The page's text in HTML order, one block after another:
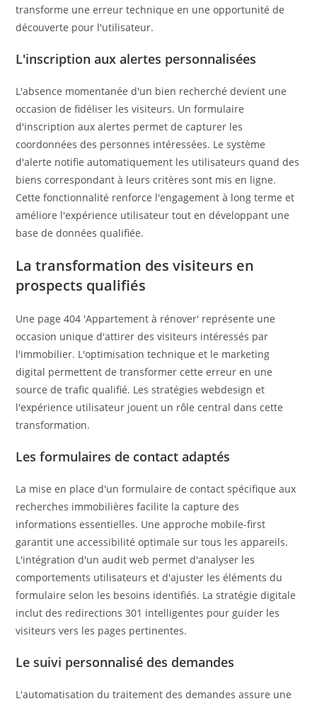
transforme une erreur technique en une opportunité de
découverte pour l'utilisateur.
L'inscription aux alertes personnalisées
L'absence momentanée d'un bien recherché devient une
occasion de fidéliser les visiteurs. Un formulaire
d'inscription aux alertes permet de capturer les
coordonnées des personnes intéressées. Le système
d'alerte notifie automatiquement les utilisateurs quand des
biens correspondant à leurs critères sont mis en ligne.
Cette fonctionnalité renforce l'engagement à long terme et
améliore l'expérience utilisateur tout en développant une
base de données qualifiée.
La transformation des visiteurs en
prospects qualifiés
Une page 404 'Appartement à rénover' représente une
occasion unique d'attirer des visiteurs intéressés par
l'immobilier. L'optimisation technique et le marketing
digital permettent de transformer cette erreur en une
source de trafic qualifié. Les stratégies webdesign et
l'expérience utilisateur jouent un rôle central dans cette
transformation.
Les formulaires de contact adaptés
La mise en place d'un formulaire de contact spécifique aux
recherches immobilières facilite la capture des
informations essentielles. Une approche mobile-first
garantit une accessibilité optimale sur tous les appareils.
L'intégration d'un audit web permet d'analyser les
comportements utilisateurs et d'ajuster les éléments du
formulaire selon les besoins identifiés. La stratégie digitale
inclut des redirections 301 intelligentes pour guider les
visiteurs vers les pages pertinentes.
Le suivi personnalisé des demandes
L'automatisation du traitement des demandes assure une